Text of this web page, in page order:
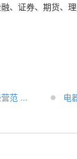
、证券、期货、
范 ...
电